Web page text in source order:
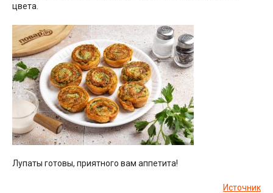
цвета.
Лупаты готовы, приятного вам аппетита!
Источник